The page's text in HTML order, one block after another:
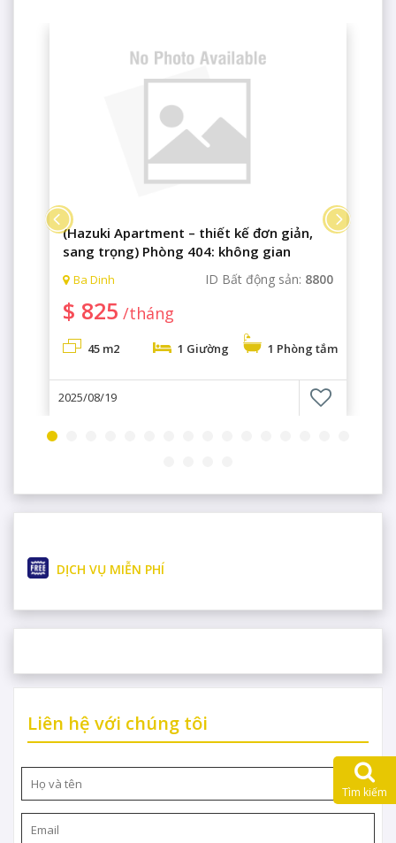
(Hazuki Apartment – thiết kế đơn giản,
sang trọng) Phòng 404: không gian
thoáng đãng, với một phòng ngủ sang
trọng.
Ba Dinh ID Bất động sản: 8800
$ 825 /tháng
45 m2 1 Giường 1 Phòng tắm
2025/08/19
DỊCH VỤ MIỄN PHÍ
Liên hệ với chúng tôi
Tìm kiếm